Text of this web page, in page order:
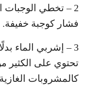
2 – تخطي الوجبات
فشار كوجبة خفيفة.
3 – إشربي الماء
تحتوي على الكثير
كالمشروبات